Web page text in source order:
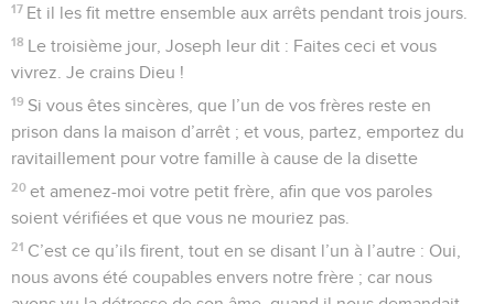
17 Et il les fit mettre ensemble aux arrêts pendant trois jours.
18 Le troisième jour, Joseph leur dit : Faites ceci et vous
vivrez. Je crains Dieu !
19 Si vous êtes sincères, que l’un de vos frères reste en
prison dans la maison d’arrêt ; et vous, partez, emportez du
ravitaillement pour votre famille à cause de la disette
20 et amenez-moi votre petit frère, afin que vos paroles
soient vérifiées et que vous ne mouriez pas.
21 C’est ce qu’ils firent, tout en se disant l’un à l’autre : Oui,
nous avons été coupables envers notre frère ; car nous